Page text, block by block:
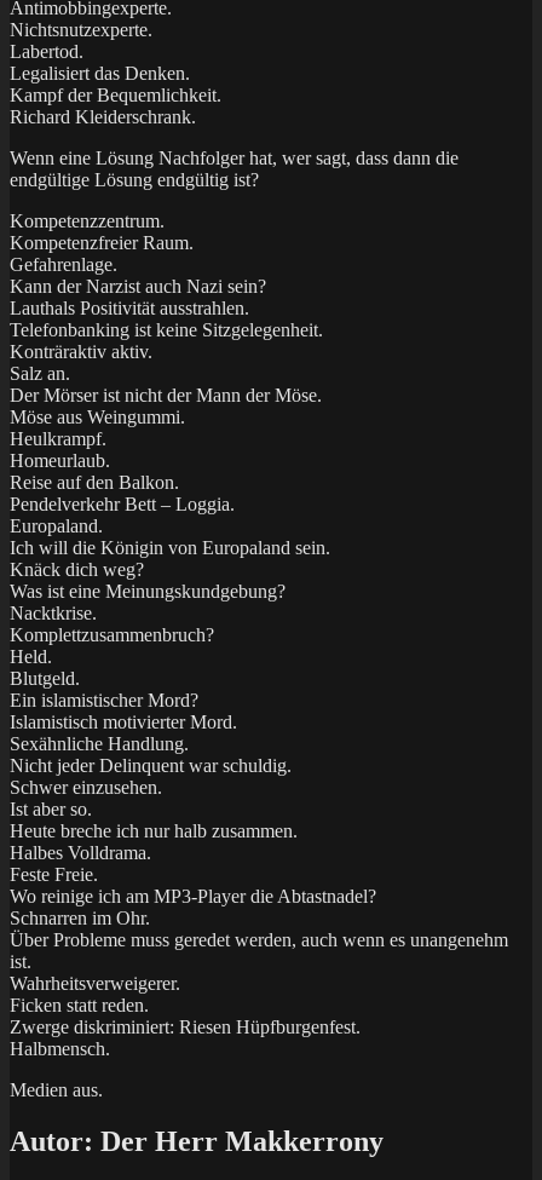
Antimobbingexperte.
Nichtsnutzexperte.
Labertod.
Legalisiert das Denken.
Kampf der Bequemlichkeit.
Richard Kleiderschrank.
Wenn eine Lösung Nachfolger hat, wer sagt, dass dann die
endgültige Lösung endgültig ist?
Kompetenzzentrum.
Kompetenzfreier Raum.
Gefahrenlage.
Kann der Narzist auch Nazi sein?
Lauthals Positivität ausstrahlen.
Telefonbanking ist keine Sitzgelegenheit.
Konträraktiv aktiv.
Salz an.
Der Mörser ist nicht der Mann der Möse.
Möse aus Weingummi.
Heulkrampf.
Homeurlaub.
Reise auf den Balkon.
Pendelverkehr Bett – Loggia.
Europaland.
Ich will die Königin von Europaland sein.
Knäck dich weg?
Was ist eine Meinungskundgebung?
Nacktkrise.
Komplettzusammenbruch?
Held.
Blutgeld.
Ein islamistischer Mord?
Islamistisch motivierter Mord.
Sexähnliche Handlung.
Nicht jeder Delinquent war schuldig.
Schwer einzusehen.
Ist aber so.
Heute breche ich nur halb zusammen.
Halbes Volldrama.
Feste Freie.
Wo reinige ich am MP3-Player die Abtastnadel?
Schnarren im Ohr.
Über Probleme muss geredet werden, auch wenn es unangenehm
ist.
Wahrheitsverweigerer.
Ficken statt reden.
Zwerge diskriminiert: Riesen Hüpfburgenfest.
Halbmensch.
Medien aus.
Autor: Der Herr Makkerrony